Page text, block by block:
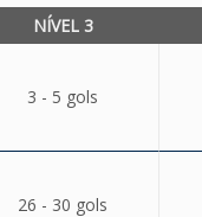
NÍVEL 3
3 - 5 gols
26 - 30 gols